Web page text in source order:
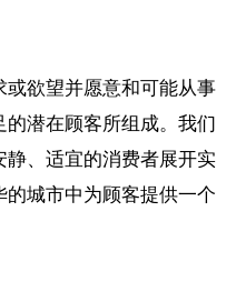
欲望并愿意和可能从事
潜在顾客所组成。我们
、适宜的消费者展开实
城市中为顾客提供一个